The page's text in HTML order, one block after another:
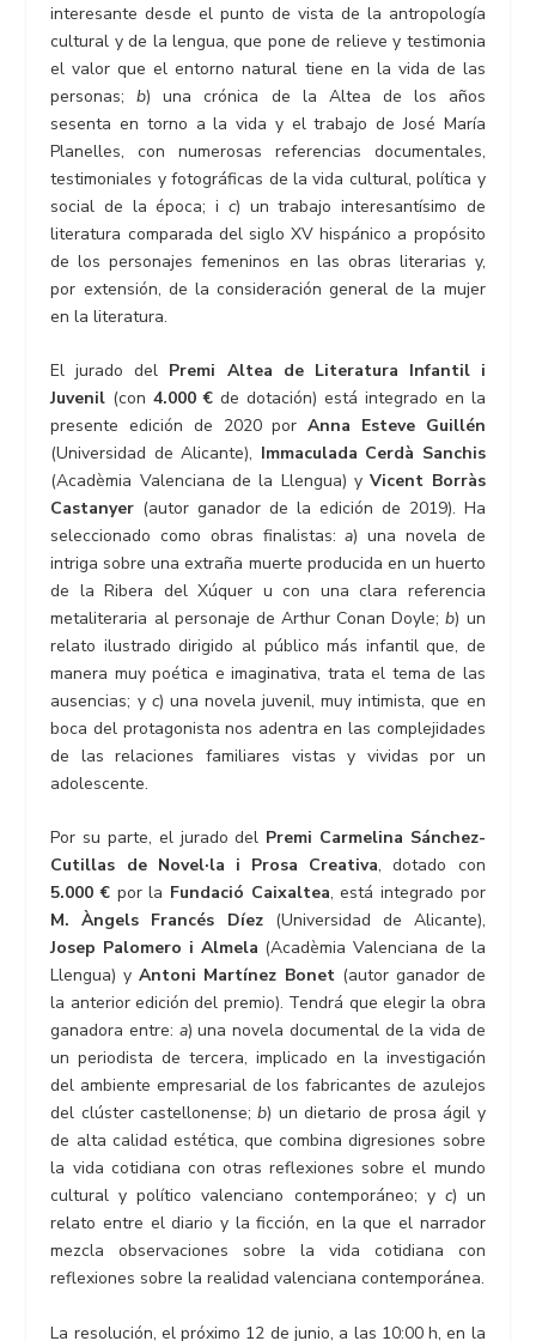
interesante desde el punto de vista de la antropología
cultural y de la lengua, que pone de relieve y testimonia
el valor que el entorno natural tiene en la vida de las
personas;b) una crónica de la Altea de los años
sesenta en torno a la vida y el trabajo de José María
Planelles, con numerosas referencias documentales,
testimoniales y fotográficas de la vida cultural, política y
social de la época; i c) un trabajo interesantísimo de
literatura comparada del siglo XV hispánico a propósito
de los personajes femeninos en las obras literarias y,
por extensión, de la consideración general de la mujer
en la literatura.
El jurado del Premi Altea de Literatura Infantil i
Juvenil (con4.000 € de dotación) está integrado en la
presente edición de 2020 porAnna Esteve Guillén
(Universidad de Alicante), Immaculada Cerdà Sanchis
(Acadèmia Valenciana de la Llengua) yVicent Borràs
Castanyer (autor ganador de la edición de 2019). Ha
seleccionado como obras finalistas:a) una novela de
intriga sobre una extraña muerte producida en un huerto
de la Ribera del Xúquer u con una clara referencia
metaliteraria al personaje de Arthur Conan Doyle;b) un
relato ilustrado dirigido al público más infantil que, de
manera muy poética e imaginativa, trata el tema de las
ausencias; y c) una novela juvenil, muy intimista, que en
boca del protagonista nos adentra en las complejidades
de las relaciones familiares vistas y vividas por un
adolescente.
Por su parte, el jurado del Premi Carmelina Sánchez-
Cutillas de Novel·la i Prosa Creativa, dotado con
5.000 € por la Fundació Caixaltea, está integrado por
M. Àngels Francés Díez(Universidad de Alicante),
Josep Palomero i Almela (Acadèmia Valenciana de la
Llengua) yAntoni Martínez Bonet(autor ganador de
la anterior edición del premio). Tendrá que elegir la obra
ganadora entre: a) una novela documental de la vida de
un periodista de tercera, implicado en la investigación
del ambiente empresarial de los fabricantes de azulejos
del clúster castellonense;b) un dietario de prosa ágil y
de alta calidad estética, que combina digresiones sobre
la vida cotidiana con otras reflexiones sobre el mundo
cultural y político valenciano contemporáneo; y c) un
relato entre el diario y la ficción, en la que el narrador
mezcla observaciones sobre la vida cotidiana con
reflexiones sobre la realidad valenciana contemporánea.
La resolución, el próximo 12 de junio, a las 10:00 h, en la